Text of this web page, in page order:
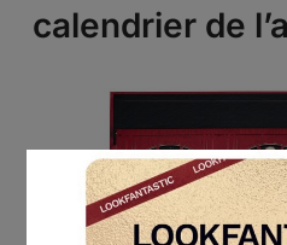
calendrier de